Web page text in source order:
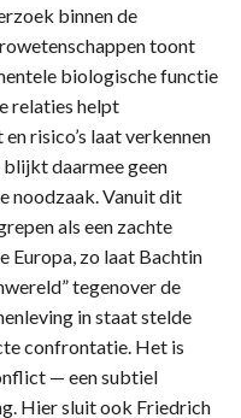
binnen de
toont
biologische functie
relaties helpt
risico’s laat verkennen
blijkt daarmee geen
noodzaak. Vanuit dit
als een zachte
Europa, zo laat Bachtin
tegenover de
in staat stelde
confrontatie. Het is
— een subtiel
Hier sluit ook Friedrich